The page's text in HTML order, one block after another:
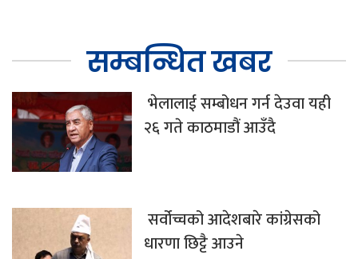
सम्बन्धित खबर
भेलालाई सम्बोधन गर्न देउवा यही
२६ गते काठमाडौं आउँदै
सर्वोच्चको आदेशबारे कांग्रेसको
धारणा छिट्टै आउने